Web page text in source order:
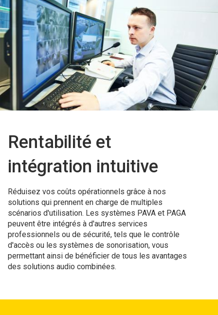
Rentabilité et
intégration intuitive
Réduisez vos coûts opérationnels grâce à nos
solutions qui prennent en charge de multiples
scénarios d'utilisation. Les systèmes PAVA et PAGA
peuvent être intégrés à d'autres services
professionnels ou de sécurité, tels que le contrôle
d'accès ou les systèmes de sonorisation, vous
permettant ainsi de bénéficier de tous les avantages
des solutions audio combinées.